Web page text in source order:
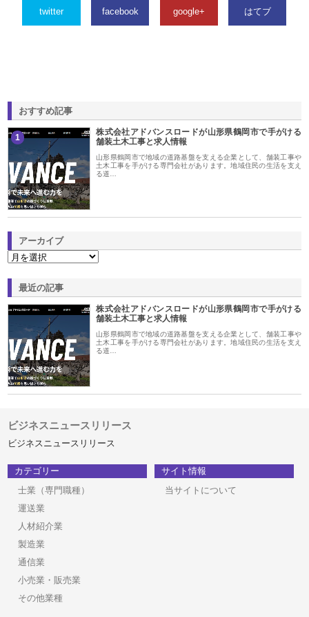
twitter facebook google+ はてブ
おすすめ記事
1
株式会社アドバンスロードが山形県鶴岡市で手がける
舗装土木工事と求人情報
山形県鶴岡市で地域の道路基盤を支える企業として、舗装工事や
土木工事を手がける専門会社があります。地域住民の生活を支え
る道…
アーカイブ
最近の記事
株式会社アドバンスロードが山形県鶴岡市で手がける
舗装土木工事と求人情報
山形県鶴岡市で地域の道路基盤を支える企業として、舗装工事や
土木工事を手がける専門会社があります。地域住民の生活を支え
る道…
ビジネスニュースリリース
ビジネスニュースリリース
カテゴリー
士業（専門職種）
運送業
人材紹介業
製造業
通信業
小売業・販売業
その他業種
サイト情報
当サイトについて